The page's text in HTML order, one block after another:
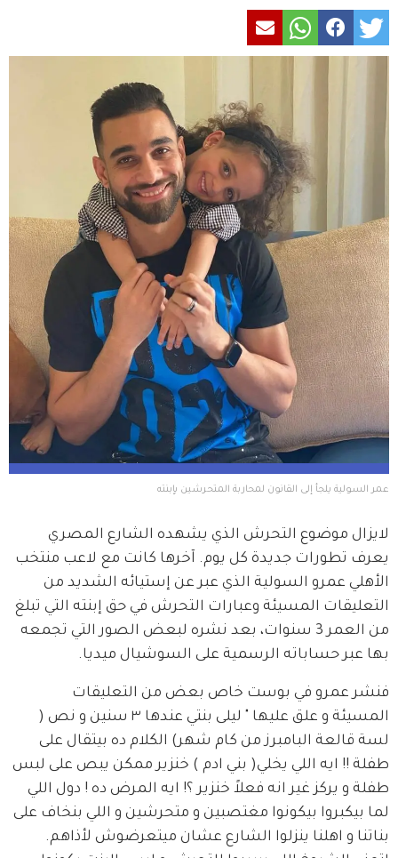
عمر السولية يلجأ إلى القانون لمحاربة المتحرشين بإبنته
لايزال موضوع التحرش الذي يشهده الشارع المصري
يعرف تطورات جديدة كل يوم. آخرها كانت مع لاعب منتخب
الأهلي عمرو السولية الذي عبر عن إستيائه الشديد من
التعليقات المسيئة وعبارات التحرش في حق إبنته التي تبلغ
من العمر 3 سنوات، بعد نشره لبعض الصور التي تجمعه
بها عبر حساباته الرسمية على السوشيال ميديا.
فنشر عمرو في بوست خاص بعض من التعليقات
المسيئة و علق عليها " ليلى بنتي عندها ٣ سنين و نص (
لسة قالعة البامبرز من كام شهر) الكلام ده بيتقال على
طفلة !! ايه اللي يخلي( بني ادم ) خنزير ممكن يبص على لبس
طفلة و يركز غير انه فعلاً خنزير ؟! ايه المرض ده ! دول اللي
لما بيكبروا بيكونوا مغتصبين و متحرشين و اللي بنخاف على
بناتنا و اهلنا ينزلوا الشارع عشان ميتعرضوش لأذاهم.